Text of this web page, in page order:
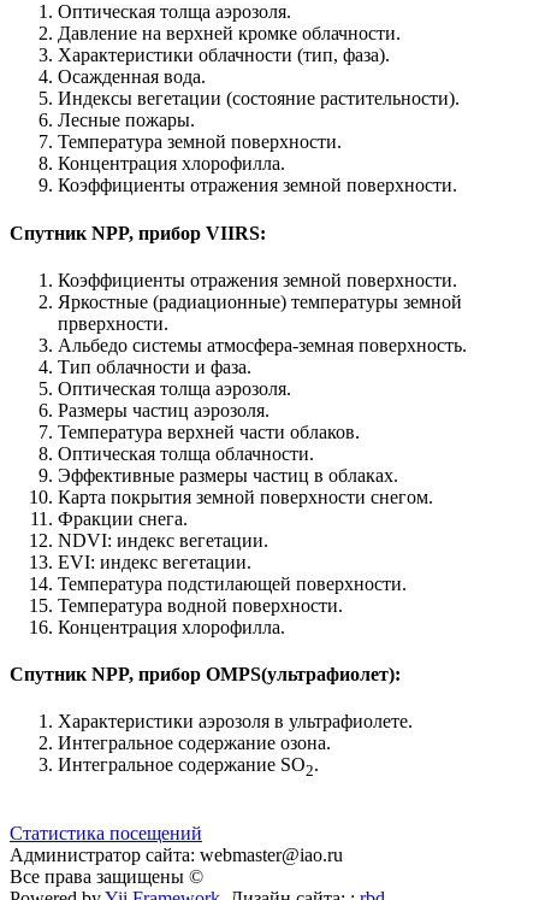
Оптическая толща аэрозоля.
Давление на верхней кромке облачности.
Характеристики облачности (тип, фаза).
Осажденная вода.
Индексы вегетации (состояние растительности).
Лесные пожары.
Температура земной поверхности.
Концентрация хлорофилла.
Коэффициенты отражения земной поверхности.
Спутник NPP, прибор VIIRS:
Коэффициенты отражения земной поверхности.
Яркостные (радиационные) температуры земной
прверхности.
Альбедо системы атмосфера-земная поверхность.
Тип облачности и фаза.
Оптическая толща аэрозоля.
Размеры частиц аэрозоля.
Температура верхней части облаков.
Оптическая толща облачности.
Эффективные размеры частиц в облаках.
Карта покрытия земной поверхности снегом.
Фракции снега.
NDVI: индекс вегетации.
EVI: индекс вегетации.
Температура подстилающей поверхности.
Температура водной поверхности.
Концентрация хлорофилла.
Спутник NPP, прибор OMPS(ультрафиолет):
Характеристики аэрозоля в ультрафиолете.
Интегральное содержание озона.
Интегральное содержание SO2.
Статистика посещений
Администратор сайта: webmaster@iao.ru
Все права защищены ©